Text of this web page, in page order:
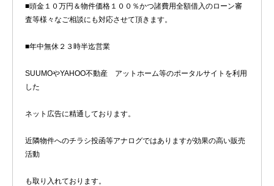
■頭金１０万円＆物件価格１００％かつ諸費用全額借入のローン審
査等様々なご相談にも対応させて頂きます。
■年中無休２３時半迄営業
SUUMOやYAHOO不動産 アットホーム等のポータルサイトを利用
した
ネット広告に精通しております。
近隣物件へのチラシ投函等アナログではありますが効果の高い販売
活動
も取り入れております。